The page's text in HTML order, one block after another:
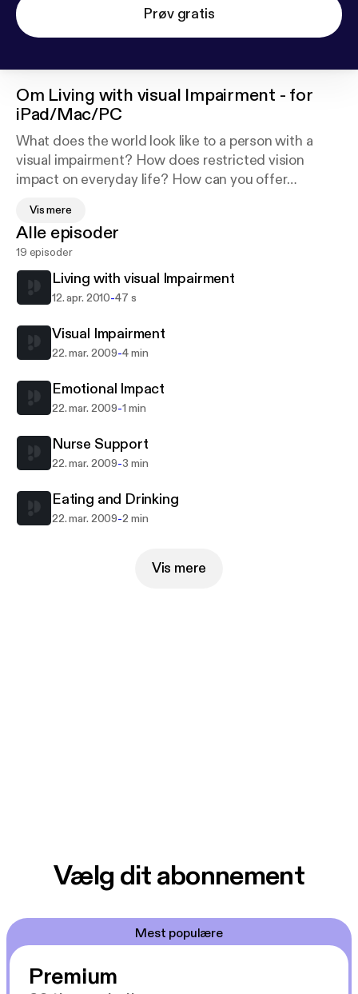
Prøv gratis
Om Living with visual Impairment - for
iPad/Mac/PC
What does the world look like to a person with a
visual impairment? How does restricted vision
impact on everyday life? How can you offer
on this album simulate what the world looks like to
people with a range of visual impairments, and show
good practice when acting as a sighted guide. The
audio tracks offer personal perspectives from two
people living with severe visual impairment. This
registration nursing programme.
Vis mere
Alle episoder
19 episoder
Living with visual Impairment
12. apr. 2010-47 s
Visual Impairment
22. mar. 2009-4 min
Emotional Impact
22. mar. 2009-1 min
Nurse Support
22. mar. 2009-3 min
Eating and Drinking
22. mar. 2009-2 min
Vis mere
Vælg dit abonnement
Mest populære
Premium